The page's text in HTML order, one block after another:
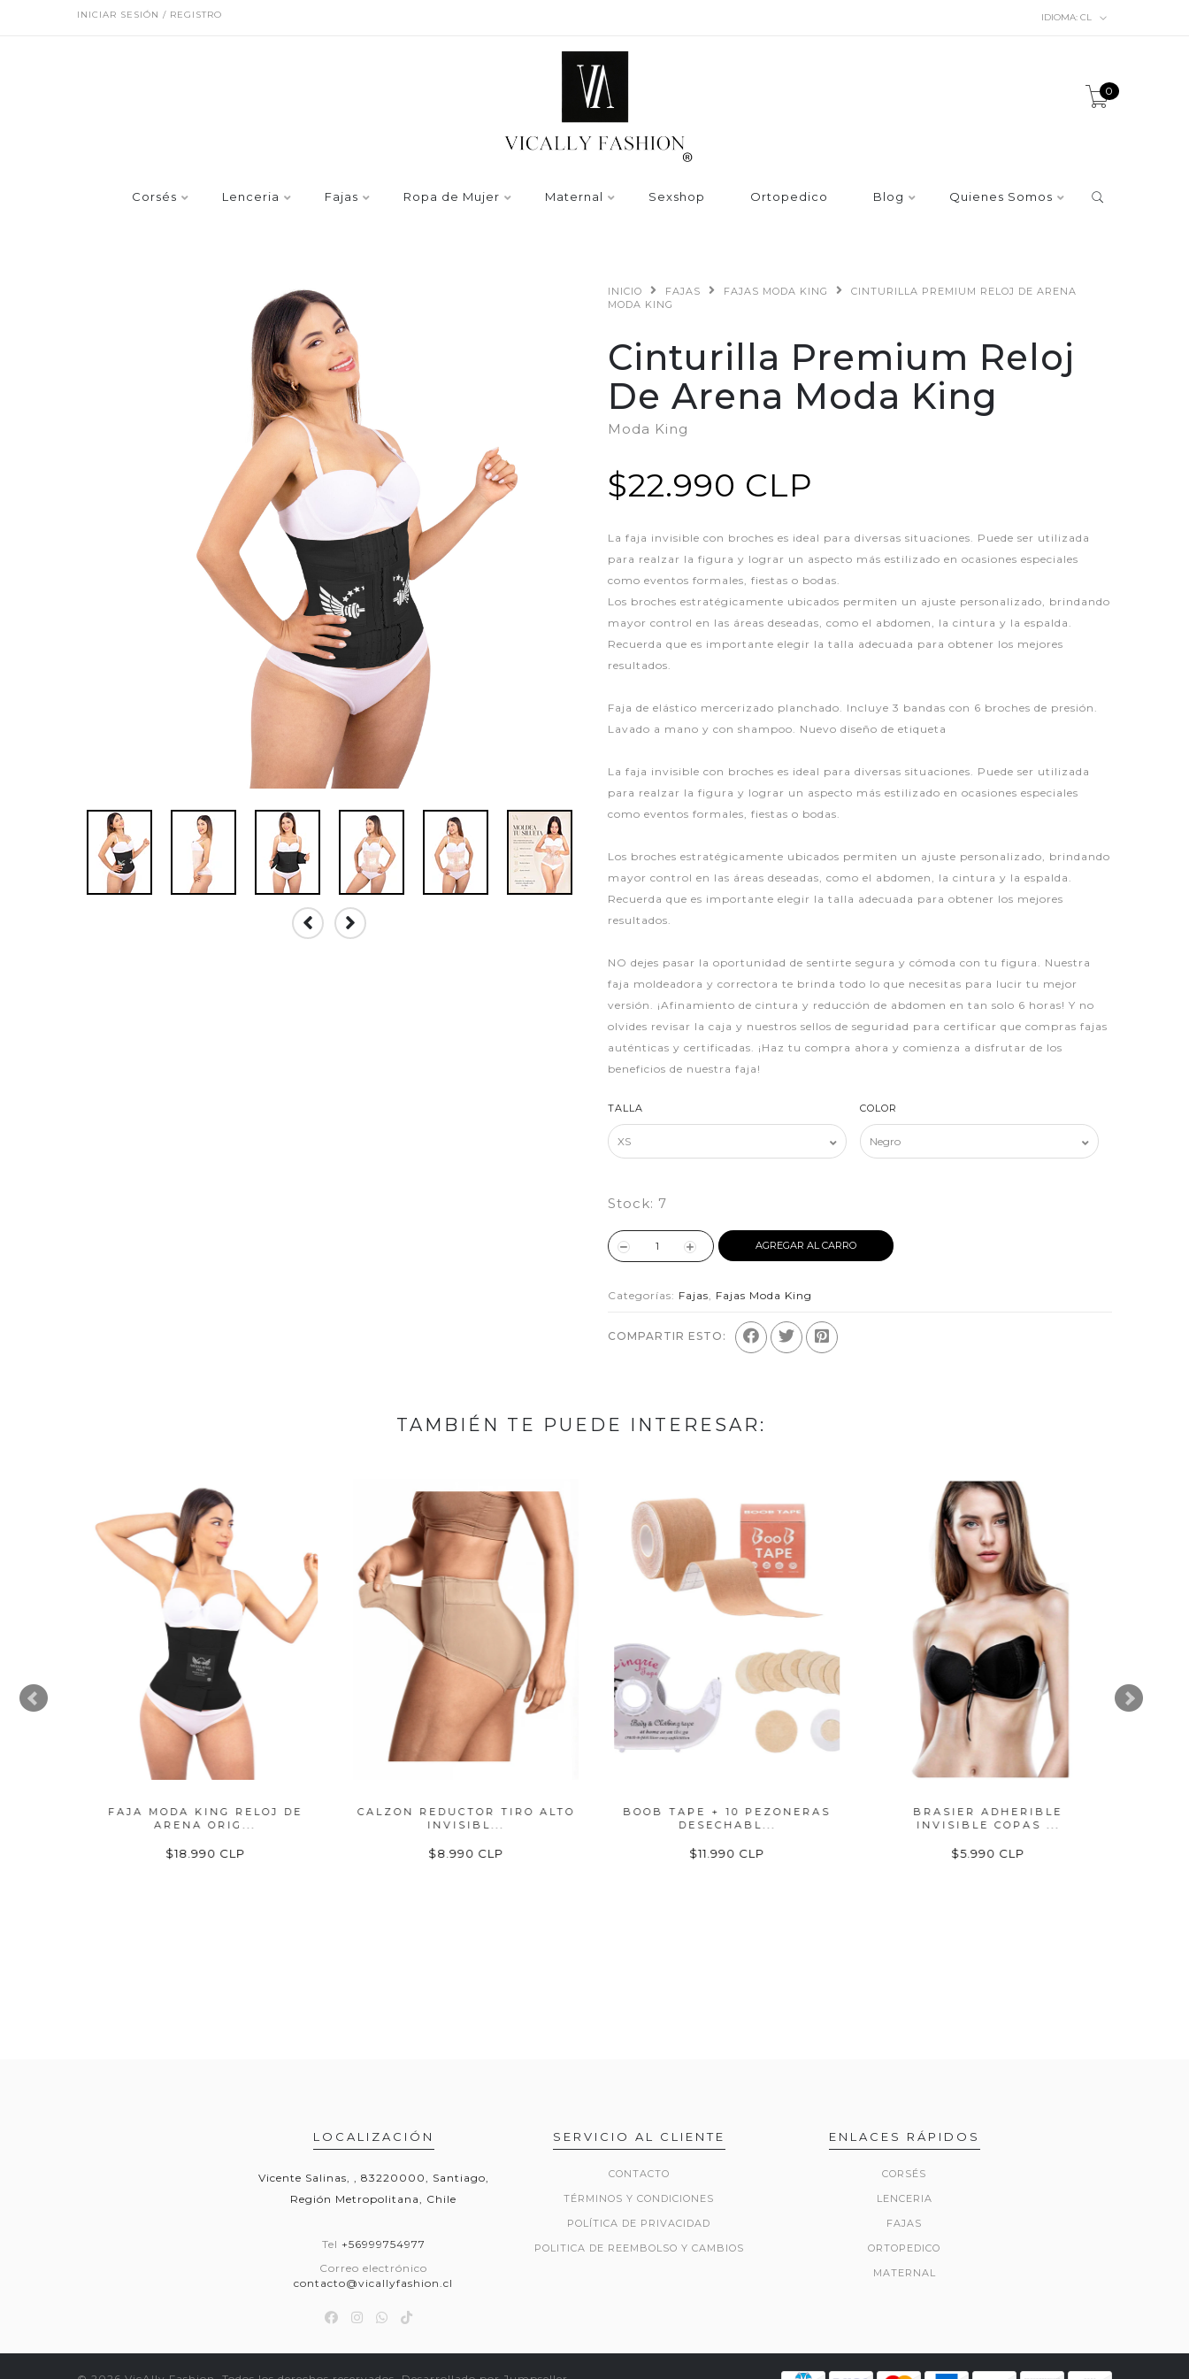
INICIAR SESIÓN / REGISTRO IDIOMA: CL
0
Corsés Lenceria Fajas Ropa de Mujer Maternal Sexshop Ortopedico Blog Quienes Somos
INICIO FAJAS FAJAS MODA KING
CINTURILLA PREMIUM RELOJ DE ARENA
MODA KING
Cinturilla Premium Reloj
De Arena Moda King
Moda King
$22.990 CLP
La faja invisible con broches es ideal para diversas situaciones. Puede ser utilizada
para realzar la figura y lograr un aspecto más estilizado en ocasiones especiales
como eventos formales, fiestas o bodas.
Los broches estratégicamente ubicados permiten un ajuste personalizado, brindando
mayor control en las áreas deseadas, como el abdomen, la cintura y la espalda.
Recuerda que es importante elegir la talla adecuada para obtener los mejores
resultados.
Faja de elástico mercerizado planchado. Incluye 3 bandas con 6 broches de presión.
Lavado a mano y con shampoo. Nuevo diseño de etiqueta
La faja invisible con broches es ideal para diversas situaciones. Puede ser utilizada
para realzar la figura y lograr un aspecto más estilizado en ocasiones especiales
como eventos formales, fiestas o bodas.
Los broches estratégicamente ubicados permiten un ajuste personalizado, brindando
mayor control en las áreas deseadas, como el abdomen, la cintura y la espalda.
Recuerda que es importante elegir la talla adecuada para obtener los mejores
resultados.
NO dejes pasar la oportunidad de sentirte segura y cómoda con tu figura. Nuestra
faja moldeadora y correctora te brinda todo lo que necesitas para lucir tu mejor
versión. ¡Afinamiento de cintura y reducción de abdomen en tan solo 6 horas! Y no
olvides revisar la caja y nuestros sellos de seguridad para certificar que compras fajas
auténticas y certificadas. ¡Haz tu compra ahora y comienza a disfrutar de los
beneficios de nuestra faja!
TALLA COLOR
Stock: 7
AGREGAR AL CARRO
Categorías: Fajas, Fajas Moda King
COMPARTIR ESTO:
TAMBIÉN TE PUEDE INTERESAR:
FAJA MODA KING RELOJ DE
ARENA ORIG...
$18.990 CLP
CALZON REDUCTOR TIRO ALTO
INVISIBL...
$8.990 CLP
BOOB TAPE + 10 PEZONERAS
DESECHABL...
$11.990 CLP
BRASIER ADHERIBLE
INVISIBLE COPAS ...
$5.990 CLP
LOCALIZACIÓN
Vicente Salinas, , 83220000, Santiago,
Región Metropolitana, Chile
Tel +56999754977
Correo electrónico
contacto@vicallyfashion.cl
SERVICIO AL CLIENTE
CONTACTO
TÉRMINOS Y CONDICIONES
POLÍTICA DE PRIVACIDAD
POLITICA DE REEMBOLSO Y CAMBIOS
ENLACES RÁPIDOS
CORSÉS
LENCERIA
FAJAS
ORTOPEDICO
MATERNAL